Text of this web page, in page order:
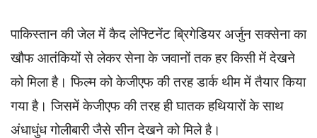
पाकिस्तान की जेल में कैद लेफ्टिनेंट ब्रिगेडियर अर्जुन सक्सेना का
खौफ आतंकियों से लेकर सेना के जवानों तक हर किसी में देखने
को मिला है। फिल्म को केजीएफ की तरह डार्क थीम में तैयार किया
गया है। जिसमें केजीएफ की तरह ही घातक हथियारों के साथ
अंधाधुंध गोलीबारी जैसे सीन देखने को मिले है।